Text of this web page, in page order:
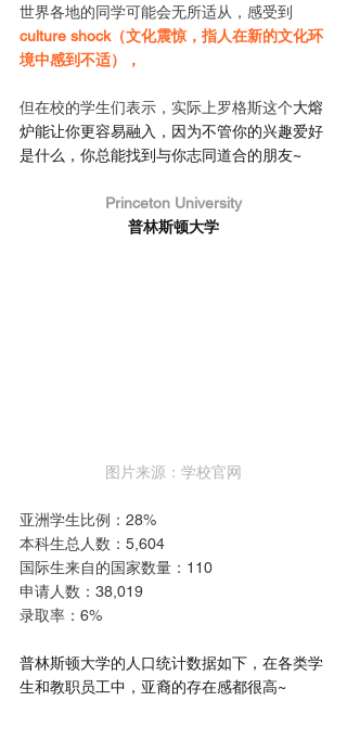
世界各地的同学可能会无所适从，感受到
culture shock（文化震惊，指人在新的文化环
境中感到不适），
但在校的学生们表示，实际上罗格斯这个大熔
炉能让你更容易融入，因为不管你的兴趣爱好
是什么，你总能找到与你志同道合的朋友~
Princeton University
普林斯顿大学
图片来源：学校官网
亚洲学生比例：28%
本科生总人数：5,604
国际生来自的国家数量：110
申请人数：38,019
录取率：6%
普林斯顿大学的人口统计数据如下，在各类学
生和教职员工中，亚裔的存在感都很高~